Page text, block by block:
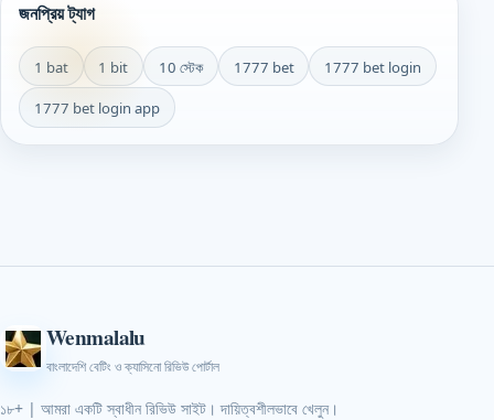
জনপ্রিয় ট্যাগ
1 bat 1 bit 10 স্টেক 1777 bet 1777 bet login
1777 bet login app
Wenmalalu
বাংলাদেশি বেটিং ও ক্যাসিনো রিভিউ পোর্টাল
১৮+ | আমরা একটি স্বাধীন রিভিউ সাইট। দায়িত্বশীলভাবে খেলুন।